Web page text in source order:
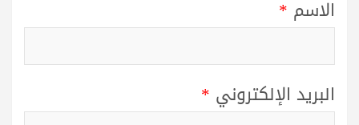
الاسم *
البريد الإلكتروني *